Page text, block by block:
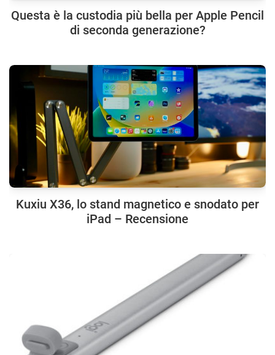
Questa è la custodia più bella per Apple Pencil
di seconda generazione?
Kuxiu X36, lo stand magnetico e snodato per
iPad – Recensione